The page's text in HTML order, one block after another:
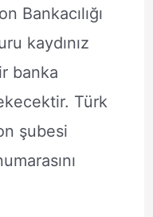
Bankacılığı
kaydınız
banka
Türk
şubesi